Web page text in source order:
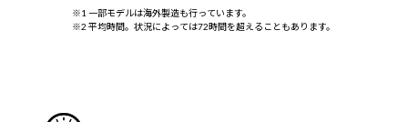
※1 一部モデルは海外製造も行っています。
※2 平均時間。状況によっては72時間を超えることもあります。